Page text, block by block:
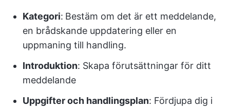
Kategori: Bestäm om det är ett meddelande,
en brådskande uppdatering eller en
uppmaning till handling.
Introduktion: Skapa förutsättningar för ditt
meddelande
Uppgifter och handlingsplan: Fördjupa dig i